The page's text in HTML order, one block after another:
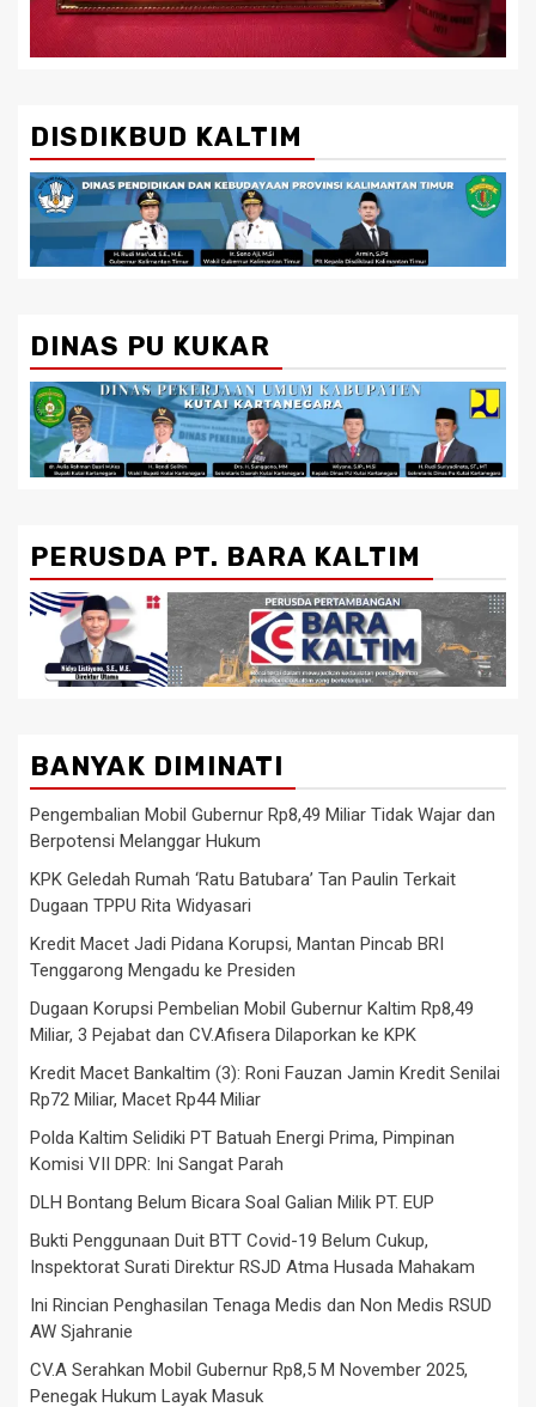
DISDIKBUD KALTIM
DINAS PU KUKAR
PERUSDA PT. BARA KALTIM
BANYAK DIMINATI
Pengembalian Mobil Gubernur Rp8,49 Miliar Tidak Wajar dan
Berpotensi Melanggar Hukum
KPK Geledah Rumah ‘Ratu Batubara’ Tan Paulin Terkait
Dugaan TPPU Rita Widyasari
Kredit Macet Jadi Pidana Korupsi, Mantan Pincab BRI
Tenggarong Mengadu ke Presiden
Dugaan Korupsi Pembelian Mobil Gubernur Kaltim Rp8,49
Miliar, 3 Pejabat dan CV.Afisera Dilaporkan ke KPK
Kredit Macet Bankaltim (3): Roni Fauzan Jamin Kredit Senilai
Rp72 Miliar, Macet Rp44 Miliar
Polda Kaltim Selidiki PT Batuah Energi Prima, Pimpinan
Komisi VII DPR: Ini Sangat Parah
DLH Bontang Belum Bicara Soal Galian Milik PT. EUP
Bukti Penggunaan Duit BTT Covid-19 Belum Cukup,
Inspektorat Surati Direktur RSJD Atma Husada Mahakam
Ini Rincian Penghasilan Tenaga Medis dan Non Medis RSUD
AW Sjahranie
CV.A Serahkan Mobil Gubernur Rp8,5 M November 2025,
Penegak Hukum Layak Masuk